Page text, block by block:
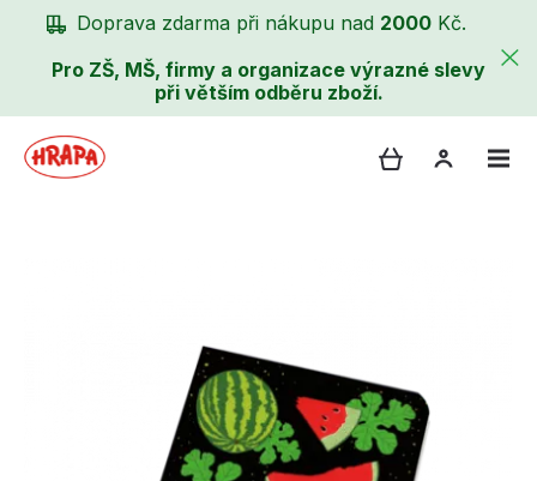
Doprava zdarma při nákupu nad 2000 Kč.
Pro ZŠ, MŠ, firmy a organizace výrazné slevy
při větším odběru zboží.